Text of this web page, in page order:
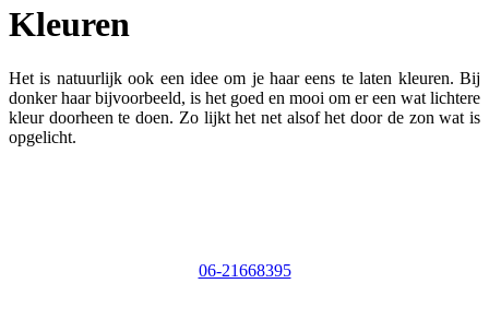
Kleuren
Het is natuurlijk ook een idee om je haar eens te laten kleuren. Bij
donker haar bijvoorbeeld, is het goed en mooi om er een wat lichtere
kleur doorheen te doen. Zo lijkt het net alsof het door de zon wat is
opgelicht.
06-21668395